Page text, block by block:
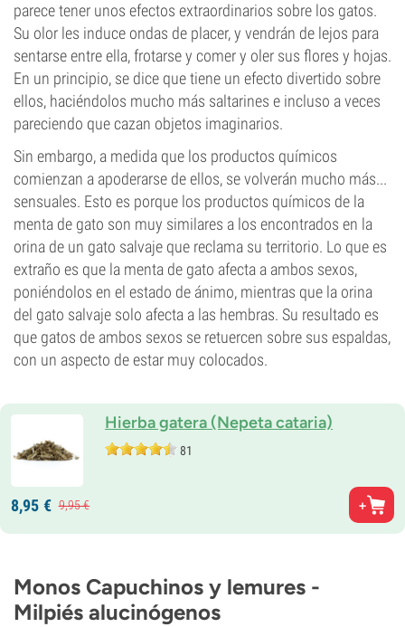
parece tener unos efectos extraordinarios sobre los gatos.
Su olor les induce ondas de placer, y vendrán de lejos para
sentarse entre ella, frotarse y comer y oler sus flores y hojas.
En un principio, se dice que tiene un efecto divertido sobre
ellos, haciéndolos mucho más saltarines e incluso a veces
pareciendo que cazan objetos imaginarios.
Sin embargo, a medida que los productos químicos
comienzan a apoderarse de ellos, se volverán mucho más...
sensuales. Esto es porque los productos químicos de la
menta de gato son muy similares a los encontrados en la
orina de un gato salvaje que reclama su territorio. Lo que es
extraño es que la menta de gato afecta a ambos sexos,
poniéndolos en el estado de ánimo, mientras que la orina
del gato salvaje solo afecta a las hembras. Su resultado es
que gatos de ambos sexos se retuercen sobre sus espaldas,
con un aspecto de estar muy colocados.
Hierba gatera (Nepeta cataria)
81
8,95 € 9,95€
Monos Capuchinos y lemures -
Milpiés alucinógenos